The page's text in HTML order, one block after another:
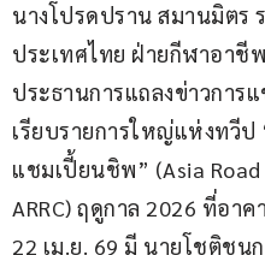
นางโปรดปราน สมานมิตร
ประเทศไทย ฝ่ายกีฬาอาชี
ประธานการแถลงข่าวการ
เรียบรายการใหญ่แห่งทวีป
แชมเปี้ยนชิพ” (Asia
ARRC) ฤดูกาล 2026 ที่อาค
22 เม.ย. 69 มี นายโชติช